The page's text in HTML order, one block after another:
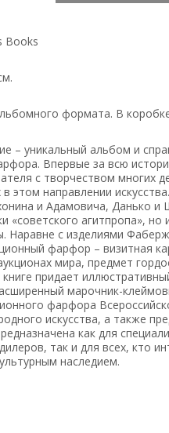
Books
формата. В
– уникальный альбом и
Впервые за всю
с творчеством многих
в этом направлении
и Адамовича, Данько
«советского агитпропа»,
Наравне с изделиями
фарфор – визитная
мира, предмет
придает
марочник-
фарфора
искусства, а также
как для
так и для всех, кто
наследием.